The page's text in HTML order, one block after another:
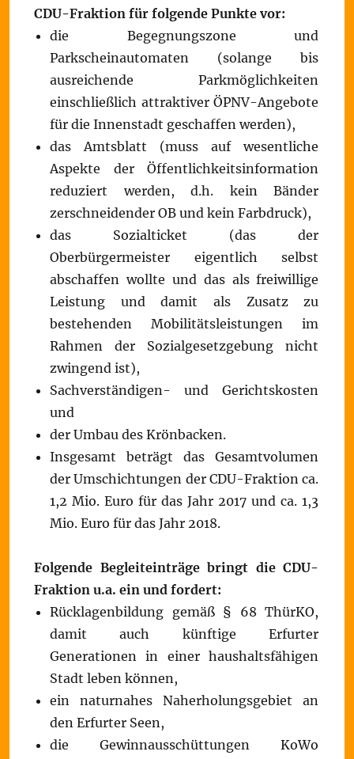
CDU-Fraktion für folgende Punkte vor:
die Begegnungszone und
Parkscheinautomaten (solange bis
ausreichende Parkmöglichkeiten
einschließlich attraktiver ÖPNV-Angebote
für die Innenstadt geschaffen werden),
das Amtsblatt (muss auf wesentliche
Aspekte der Öffentlichkeitsinformation
reduziert werden, d.h. kein Bänder
zerschneidender OB und kein Farbdruck),
das Sozialticket (das der
Oberbürgermeister eigentlich selbst
abschaffen wollte und das als freiwillige
Leistung und damit als Zusatz zu
bestehenden Mobilitätsleistungen im
Rahmen der Sozialgesetzgebung nicht
zwingend ist),
Sachverständigen- und Gerichtskosten
und
der Umbau des Krönbacken.
Insgesamt beträgt das Gesamtvolumen
der Umschichtungen der CDU-Fraktion ca.
1,2 Mio. Euro für das Jahr 2017 und ca. 1,3
Mio. Euro für das Jahr 2018.
Folgende Begleiteinträge bringt die CDU-
Fraktion u.a. ein und fordert:
Rücklagenbildung gemäß § 68 ThürKO,
damit auch künftige Erfurter
Generationen in einer haushaltsfähigen
Stadt leben können,
ein naturnahes Naherholungsgebiet an
den Erfurter Seen,
die Gewinnausschüttungen KoWo